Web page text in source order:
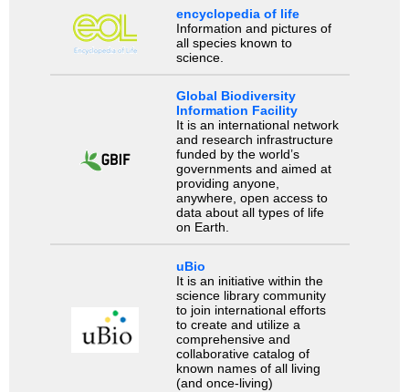
encyclopedia of life
Information and pictures of
all species known to
science.
Global Biodiversity
Information Facility
It is an international network
and research infrastructure
funded by the world’s
governments and aimed at
providing anyone,
anywhere, open access to
data about all types of life
on Earth.
uBio
It is an initiative within the
science library community
to join international efforts
to create and utilize a
comprehensive and
collaborative catalog of
known names of all living
(and once-living)